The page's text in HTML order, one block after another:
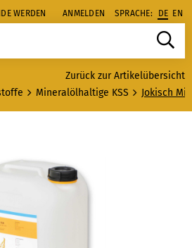
WERDEN ANMELDEN SPRACHE: DE EN
Zurück zur Artikelübersicht
Mineralölhaltige KSS Jokisch